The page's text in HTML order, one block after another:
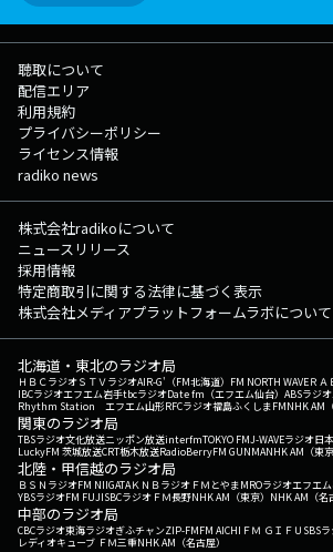
聴取について
配信エリア
利用規約
プライバシーポリシー
ライセンス情報
radiko news
株式会社radikoについて
ニュースリリース
採用情報
特定商取引に関する法律に基づく表示
株式会社メディアプラットフォームラボについて
北海道・東北のラジオ局
ＨＢＣラジオＳＴＶラジオAIR-G'（FM北海道） FM NORTH WAVEＲＡ
IBCラジオエフエム岩手tbcラジオDate fm（エフエム仙台） ABSラジオ
Rhythm Station エフエム山形RFCラジオ福島ふくしまFMNHK AM
関東のラジオ局
TBSラジオ文化放送ニッポン放送interfmTOKYO FMJ-WAVEラジオ日本
LuckyFM 茨城放送CRT栃木放送RadioBerryFM GUNMANHK AM（東京
北陸・甲信越のラジオ局
ＢＳＮラジオFM NIIGATAＫＮＢラジオ ＦＭとやまMROラジオエフエ
YBSラジオFM FUJISBCラジオ ＦＭ長野NHK AM（東京） NHK AM（名
中部のラジオ局
CBCラジオ東海ラジオぎふチャンZIP-FMFM AICHI ＦＭ ＧＩＦＵ SBS
レディオキューブ ＦＭ三重NHK AM（名古屋）